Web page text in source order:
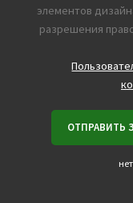
элементов
разрешения